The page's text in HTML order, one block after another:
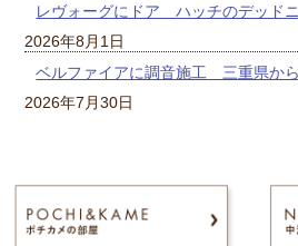
レヴォーグにドア ハッチのデッド
2026年8月1日
ベルファイアに調音施工 三重県から
2026年7月30日